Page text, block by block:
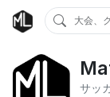
大会、
サッ